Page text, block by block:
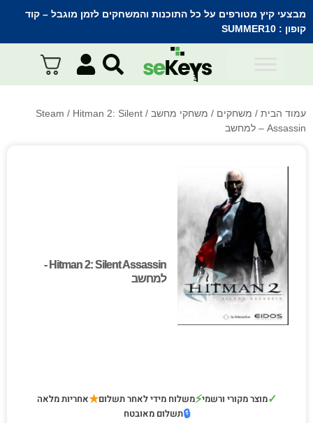
מבצעי קיץ מטורפים על כל התוכנות והמשחקים לזמן מוגבל – קוד
קופון : SUMMER10
עמוד הבית / משחקים / משחקי מחשב /
Steam / Hitman 2: Silent
Assassin – למחשב
Hitman 2: Silent Assassin -
למחשב
Hitman 2: Silent Assassin -
למחשב
✓מוצר מקורי ורשמי⚡משלוח מידי לאחר תשלום★אחריות מלאה
🔒תשלום מאובטח